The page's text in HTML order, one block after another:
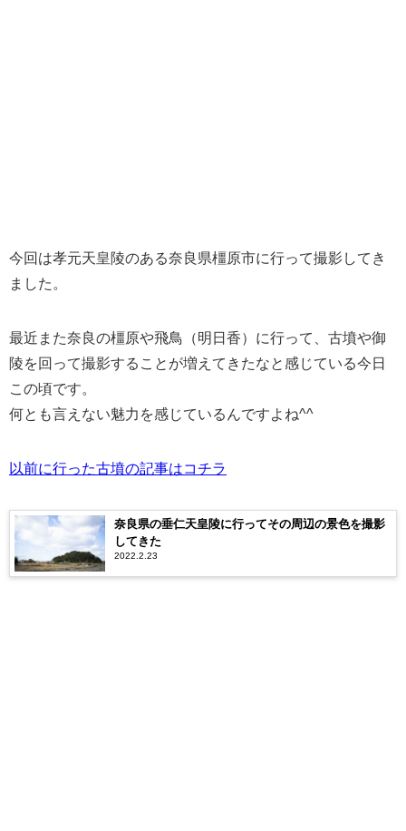
今回は孝元天皇陵のある奈良県橿原市に行って撮影してき
ました。
最近また奈良の橿原や飛鳥（明日香）に行って、古墳や御
陵を回って撮影することが増えてきたなと感じている今日
この頃です。
何とも言えない魅力を感じているんですよね^^
以前に行った古墳の記事はコチラ
奈良県の垂仁天皇陵に行ってその周辺の景色を撮影
してきた
2022.2.23